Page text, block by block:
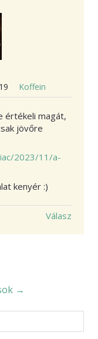
Koffein
értékeli magát,
jövőre
2023/11/a-
kenyér :)
Válasz
→